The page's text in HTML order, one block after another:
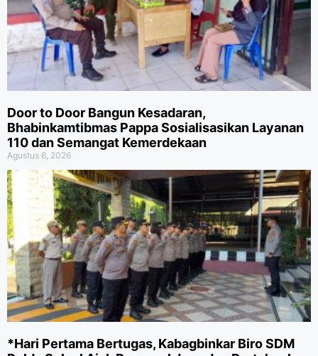
Door to Door Bangun Kesadaran,
Bhabinkamtibmas Pappa Sosialisasikan Layanan
110 dan Semangat Kemerdekaan
Agustus 6, 2026
*Hari Pertama Bertugas, Kabagbinkar Biro SDM